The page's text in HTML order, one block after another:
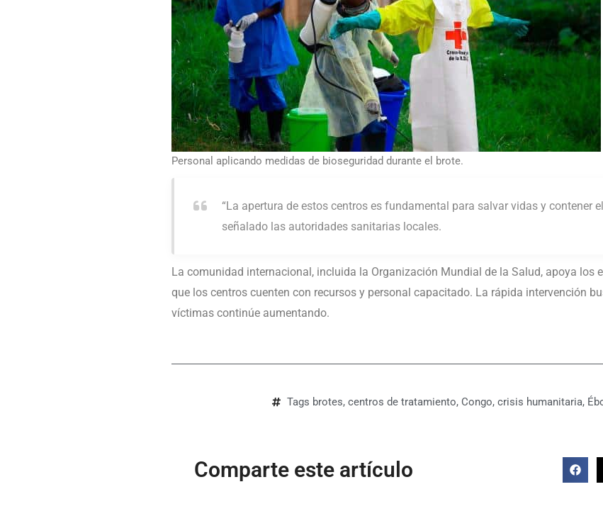
Personal aplicando medidas de bioseguridad durante el brote.
“La apertura de estos centros es fundamental para salvar vidas y contener
señalado las autoridades sanitarias locales.
La comunidad internacional, incluida la Organización Mundial de la Salud, apoya los
que los centros cuenten con recursos y personal capacitado. La rápida intervención
víctimas continúe aumentando.
Tags brotes, centros de tratamiento, Congo, crisis humanitaria,
Comparte este artículo